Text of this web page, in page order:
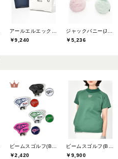
￥9,240
￥5,236
￥2,420
￥9,900